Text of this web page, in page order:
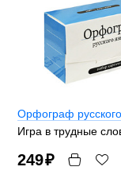
Орфограф
Игра в трудные
249₽